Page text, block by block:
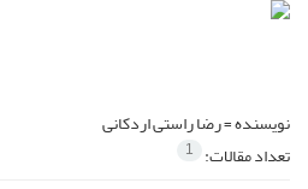
نویسنده =رضا راستی اردکانی
تعداد مقالات: 1